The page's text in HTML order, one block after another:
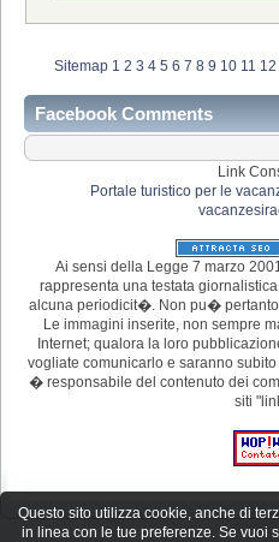
Sitemap 1 2 3 4 5 6 7 8 9 10 11 12
Facebook Comments
Link
Portale turistico per le
Ai sensi della Legge 7 marzo
rappresenta una testata
alcuna periodicit�. Non pu�
Le immagini inserite, non sempre
Internet; qualora la loro
vogliate comunicarlo e saranno
� responsabile del contenuto dei
siti
Questo sito utilizza cookie, anche di
in linea con le tue preferenze. Se vuoi